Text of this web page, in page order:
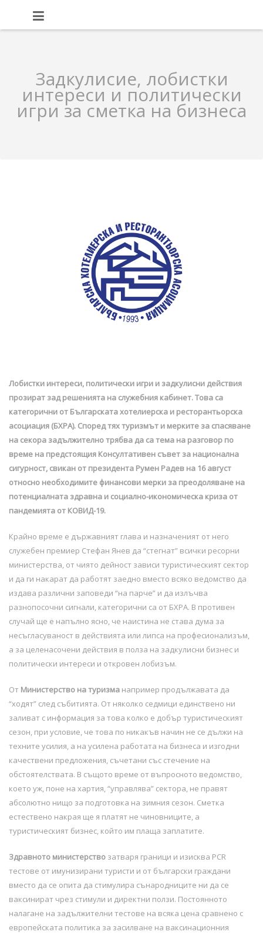
Задкулисие, лобистки
интереси и политически
игри за сметка на бизнеса
Лобистки интереси, политически игри и задкулисни действия
прозират зад решенията на служебния кабинет. Това са
категорични от Българската хотелиерска и ресторантьорска
асоциация (БХРА). Според тях туризмът и мерките за спасяване
на секора задължително трябва да са тема на разговор по
време на предстоящия Консултативен съвет за национална
сигурност, свикан от президента Румен Радев на 16 август
относно необходимите финансови мерки за преодоляване на
потенциалната здравна и социално-икономическа криза от
пандемията от КОВИД-19.
Крайно време е държавният глава и назначеният от него
служебен премиер Стефан Янев да “стегнат” всички ресорни
министерства, от чиято дейност зависи туристическият сектор
и да ги накарат да работят заедно вместо всяко ведомство да
издава различни заповеди “на парче” и да излъчва
разнопосочни сигнали, категорични са от БХРА. В противен
случай ще е напълно ясно, че наистина не става дума за
несъгласуваност в действията или липса на професионализъм,
а за целенасочени действия в полза на задкулисни бизнес и
политически интереси и откровен лобизъм.
От Министерство на туризма например продължавата да
“ходят” след събитията. От няколко седмици единствено ни
заливат с информация за това колко е добър туристическият
сезон, при условие, че това по никакъв начин не се дължи на
техните усилия, а на усилена работата на бизнеса и изгодни
качествени предложения, съчетани със стечение на
обстоятелствата. В същото време от въпросното ведомство,
което уж, поне на хартия, “управлява” сектора, не правят
абсолютно нищо за подготовка на зимния сезон. Сметка
естествено накрая ще я платят не чиновниците, а
туристическият бизнес, който им плаща заплатите.
Здравното министерство затваря граници и изисква PCR
тестове от имунизирани туристи и от български граждани
вместо да се опита да стимулира сънародниците ни да се
ваксинират чрез стимули и директни ползи. Постоянното
налагане на задължителни тестове на всяка цена сравнено с
европейската политика за засилване на ваксинационния